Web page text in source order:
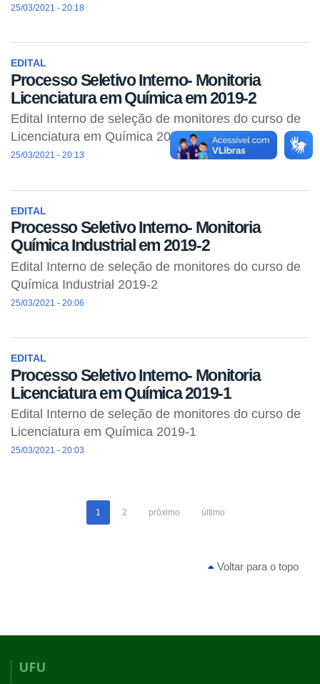
25/03/2021 - 20:18
EDITAL
Processo Seletivo Interno- Monitoria
Licenciatura em Química em 2019-2
Edital Interno de seleção de monitores do curso de
Licenciatura em Química 2019-2
25/03/2021 - 20:13
EDITAL
Processo Seletivo Interno- Monitoria
Química Industrial em 2019-2
Edital Interno de seleção de monitores do curso de
Química Industrial 2019-2
25/03/2021 - 20:06
EDITAL
Processo Seletivo Interno- Monitoria
Licenciatura em Química 2019-1
Edital Interno de seleção de monitores do curso de
Licenciatura em Química 2019-1
25/03/2021 - 20:03
1 2 próximo último
Voltar para o topo
UFU